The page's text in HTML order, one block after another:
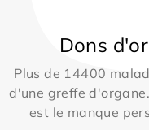
Dons
Plus de 14400
d'une greffe
est le manque